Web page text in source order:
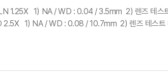
1.25X 1) NA / WD : 0.04 / 3.5mm 2) 렌즈 테
2.5X 1) NA / WD : 0.08 / 10.7mm 2) 렌즈 테스트